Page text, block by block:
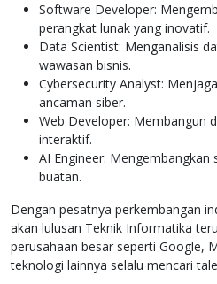
Software Developer:
perangkat lunak yang inovatif.
Data Scientist: Menganalisis
wawasan bisnis.
Cybersecurity Analyst:
ancaman siber.
Web Developer: Membangun
interaktif.
AI Engineer: Mengembangkan
buatan.
Dengan pesatnya perkembangan
akan lulusan Teknik Informatika
perusahaan besar seperti Google,
teknologi lainnya selalu mencari